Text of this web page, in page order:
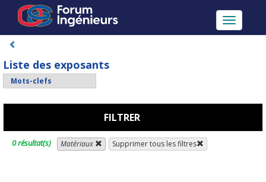
Toggle
navigation
Liste des exposants
FILTRER
0 résultat(s) Matériaux Supprimer tous les filtres